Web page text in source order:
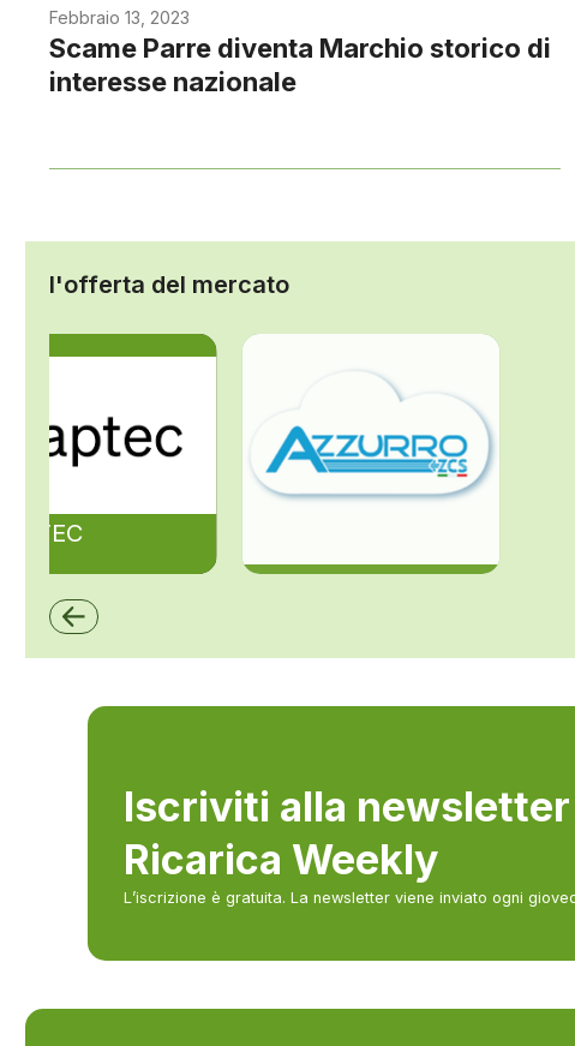
Febbraio 13, 2023
Scame Parre diventa Marchio storico di
interesse nazionale
l'offerta del mercato
ZCS Azzurro
Iscriviti alla
Ricarica Weekly
L’iscrizione è gratuita. La newsletter viene inviato ogni